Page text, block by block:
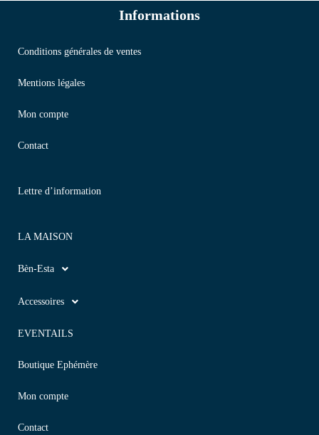
Informations
Conditions générales de ventes
Mentions légales
Mon compte
Contact
Lettre d’information
LA MAISON
Bèn-Esta
Accessoires
EVENTAILS
Boutique Ephémère
Mon compte
Contact